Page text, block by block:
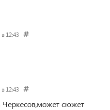
12:43
12:43
сюжет